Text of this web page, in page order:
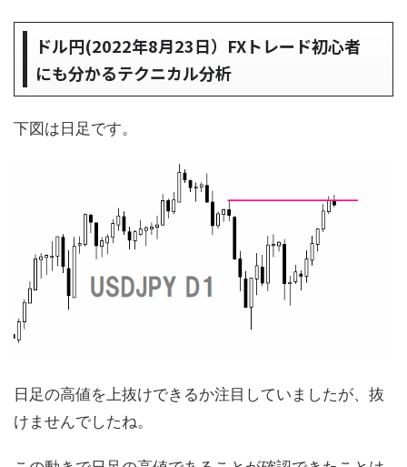
ドル円(2022年8月23日）FXトレード初心者
にも分かるテクニカル分析
下図は日足です。
日足の高値を上抜けできるか注目していましたが、抜
けませんでしたね。